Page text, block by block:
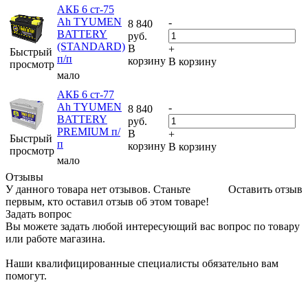
Быстрый
просмотр
АКБ 6 ст-75
Аh TYUMEN
BATTERY
(STANDARD)
п/п
мало
8 840
руб.
В
корзину
-
+
В корзину
Быстрый
просмотр
АКБ 6 ст-77
Аh TYUMEN
BATTERY
PREMIUM п/
п
мало
8 840
руб.
В
корзину
-
+
В корзину
Отзывы
Оставить отзыв
У данного товара нет отзывов. Станьте
первым, кто оставил отзыв об этом товаре!
Задать вопрос
Вы можете задать любой интересующий вас вопрос по товару
или работе магазина.
Наши квалифицированные специалисты обязательно вам
помогут.